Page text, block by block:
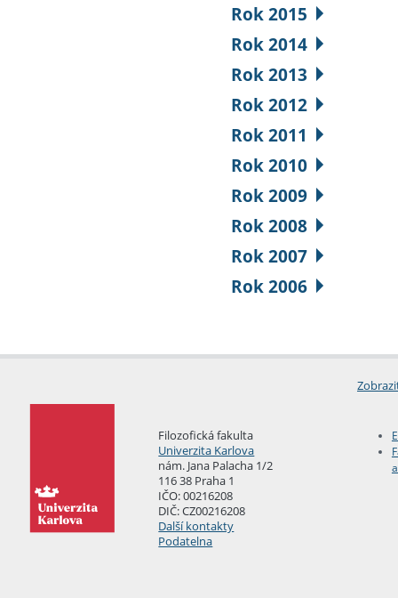
Rok 2015
Rok 2014
Rok 2013
Rok 2012
Rok 2011
Rok 2010
Rok 2009
Rok 2008
Rok 2007
Rok 2006
Filozofická fakulta
Univerzita Karlova
nám. Jana Palacha 1/2
116 38 Praha 1
IČO: 00216208
DIČ: CZ00216208
Další kontakty
Podatelna